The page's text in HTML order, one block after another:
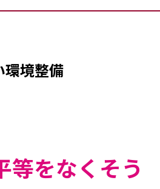
環境整備
等をなくそう